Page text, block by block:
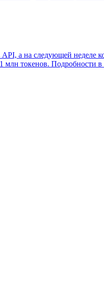
а на следующей неделе
млн токенов. Подробности в